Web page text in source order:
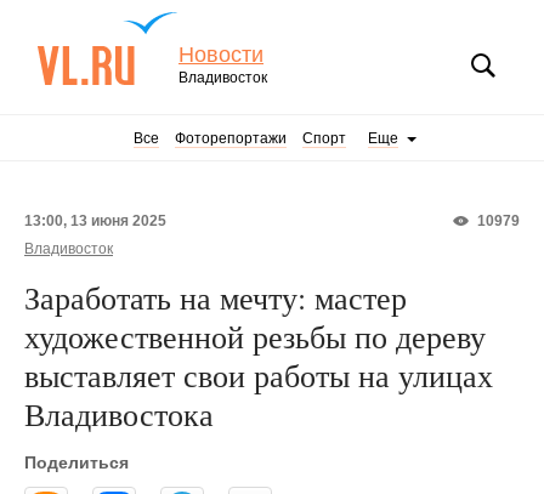
Новости
Владивосток
Все Фоторепортажи Спорт Еще
10979
13:00, 13 июня 2025
Владивосток
Заработать на мечту: мастер
художественной резьбы по дереву
выставляет свои работы на улицах
Владивостока
Поделиться